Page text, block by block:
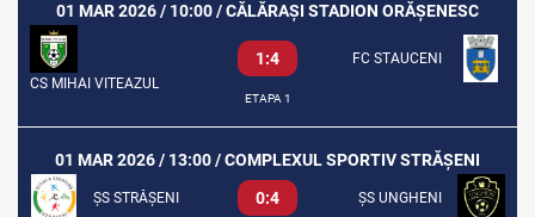
01 MAR 2026 / 10:00 / CĂLĂRAȘI STADION ORĂȘENESC
CS MIHAI VITEAZUL
1:4 FC STAUCENI
ETAPA 1
01 MAR 2026 / 13:00 / COMPLEXUL SPORTIV STRĂȘENI
ȘS STRĂȘENI 0:4 ȘS UNGHENI